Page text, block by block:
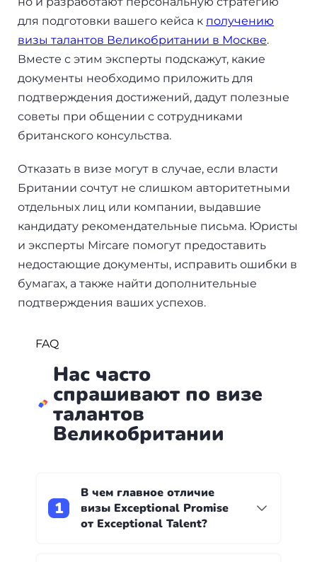
для подготовки вашего кейса к получению
визы талантов Великобритании в Москве.
Вместе с этим эксперты подскажут, какие
документы необходимо приложить для
подтверждения достижений, дадут полезные
советы при общении с сотрудниками
британского консульства.
Отказать в визе могут в случае, если власти
Британии сочтут не слишком авторитетными
отдельных лиц или компании, выдавшие
кандидату рекомендательные письма. Юристы
и эксперты Mircare помогут предоставить
недостающие документы, исправить ошибки в
бумагах, а также найти дополнительные
подтверждения ваших успехов.
FAQ
Нас часто
спрашивают по визе
талантов
Великобритании
В чем главное отличие
визы Exceptional Promise
от Exceptional Talent?